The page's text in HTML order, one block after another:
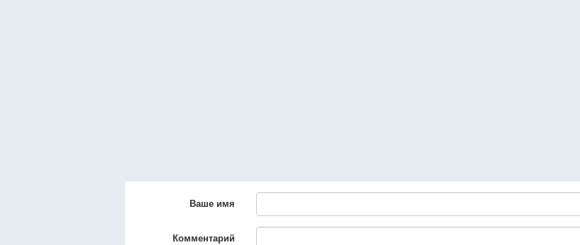
Ваше имя
Комментарий